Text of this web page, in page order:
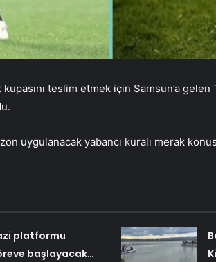
teslim etmek için Samsun’a
uygulanacak yabancı kuralı merak
platformu
başlayacak…